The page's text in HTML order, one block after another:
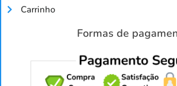
Carrinho
Formas de